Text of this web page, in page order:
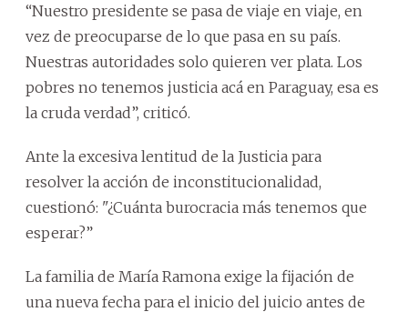
“Nuestro presidente se pasa de viaje en viaje, en
vez de preocuparse de lo que pasa en su país.
Nuestras autoridades solo quieren ver plata. Los
pobres no tenemos justicia acá en Paraguay, esa es
la cruda verdad”, criticó.
Ante la excesiva lentitud de la Justicia para
resolver la acción de inconstitucionalidad,
cuestionó: "¿Cuánta burocracia más tenemos que
esperar?”
La familia de María Ramona exige la fijación de
una nueva fecha para el inicio del juicio antes de